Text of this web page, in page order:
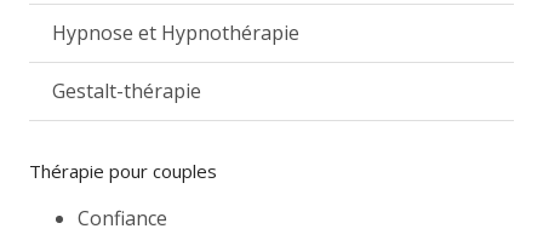
Hypnose et Hypnothérapie
Gestalt-thérapie
Thérapie pour couples
Confiance